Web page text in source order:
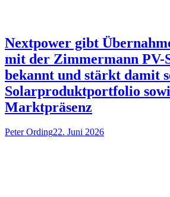
Nextpower gibt
mit der Zimmermann PV-
bekannt und stärkt damit
Solarproduktportfolio
Marktpräsenz
Peter Ording22. Juni 2026